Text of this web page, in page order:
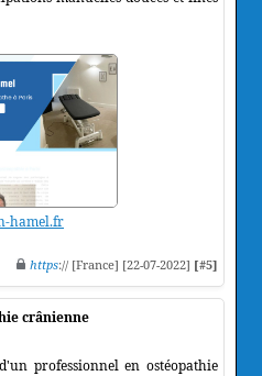
hamel.fr
https:// [France] [22-07-2022] [#5]
crânienne
professionnel en ostéopathie